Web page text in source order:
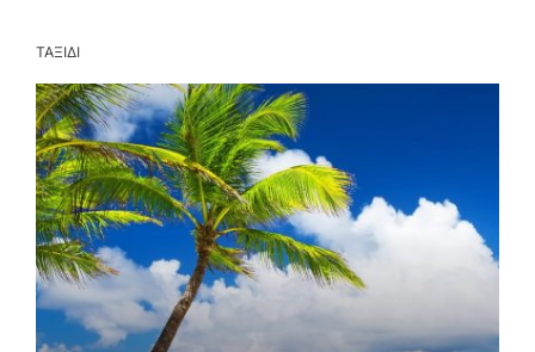
ΤΑΞΙΔΙ